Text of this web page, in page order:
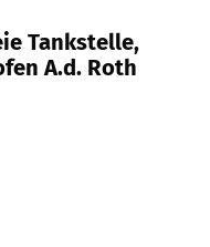
Tankstelle,
A.d. Roth